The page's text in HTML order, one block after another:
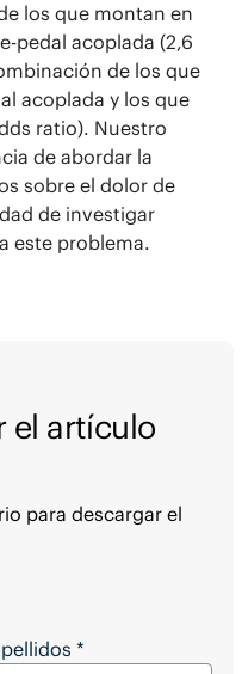
los que montan en
pedal acoplada (2,6
de los que
acoplada y los que
ratio). Nuestro
de abordar la
sobre el dolor de
de investigar
este problema.
el artículo
para descargar el
completo?
*